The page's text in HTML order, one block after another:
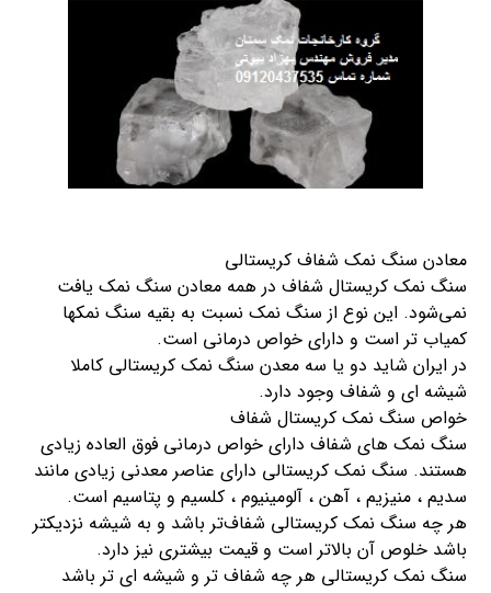
معادن سنگ نمک شفاف کریستالی
سنگ نمک کریستال شفاف در همه معادن سنگ نمک یافت
نمی‌شود. این نوع از سنگ نمک نسبت به بقیه سنگ نمکها
کمیاب تر است و دارای خواص درمانی است.
در ایران شاید دو یا سه معدن سنگ نمک کریستالی کاملا
شیشه ای و شفاف وجود دارد.
خواص سنگ نمک کریستال شفاف
سنگ نمک های شفاف دارای خواص درمانی فوق العاده زیادی
هستند. سنگ نمک کریستالی دارای عناصر معدنی زیادی مانند
سدیم ، منیزیم ، آهن ، آلومینیوم ، کلسیم و پتاسیم است.
هر چه سنگ نمک کریستالی شفاف‌تر باشد و به شیشه نزدیکتر
باشد خلوص آن بالاتر است و قیمت بیشتری نیز دارد.
سنگ نمک کریستالی هر چه شفاف تر و شیشه ای تر باشد